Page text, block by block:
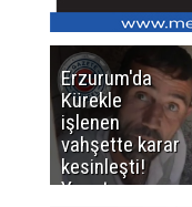
Erzurum'da
Kürekle
işlenen
vahşette karar
kesinleşti!
Yargıtay